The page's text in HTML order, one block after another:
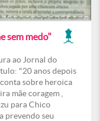
sem medo"
ao Jornal do
"20 anos depois
conta sobre heroica
mãe coragem ,
para Chico
prevendo seu